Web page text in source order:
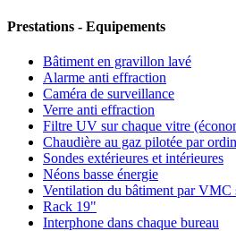
Prestations - Equipements
Bâtiment en gravillon lavé
Alarme anti effraction
Caméra de surveillance
Verre anti effraction
Filtre UV sur chaque vitre
Chaudière au gaz pilotée par
Sondes extérieures et intérieures
Néons basse énergie
Ventilation du bâtiment par VMC
Rack 19"
Interphone dans chaque bureau